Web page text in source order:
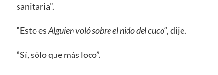
sanitaria”.
“Esto esAlguien voló sobre el nido del cuco“, dije.
“Sí, sólo que más loco”.